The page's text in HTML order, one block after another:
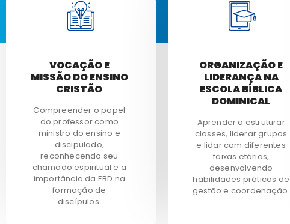
VOCAÇÃO E
MISSÃO DO ENSINO
CRISTÃO
Compreender o papel
do professor como
ministro do ensino e
discipulado,
reconhecendo seu
chamado espiritual e a
importância da EBD na
formação de
discípulos.
ORGANIZAÇÃO E
LIDERANÇA NA
ESCOLA BÍBLICA
DOMINICAL
Aprender a estruturar
classes, liderar grupos
e lidar com diferentes
faixas etárias,
desenvolvendo
habilidades práticas de
gestão e coordenação.